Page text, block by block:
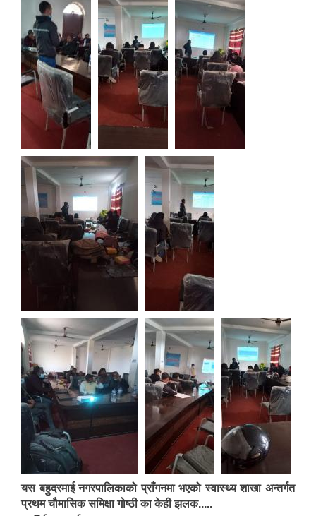
यस बहुदरमाई नगरपालिकाको प्राँगनमा भएको स्वास्थ्य शाखा अन्तर्गत
प्रथम चौमासिक समिक्षा गोष्ठी का केही झलक.....